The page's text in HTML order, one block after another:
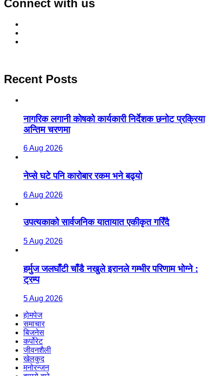
Connect with us
Recent Posts
नागरिक लगानी कोषको कार्यकारी निर्देशक छनोट प्रक्रिया
अन्तिम चरणमा
6 Aug 2026
नेप्से घटे पनि कारोबार रकम भने बढ्यो
6 Aug 2026
उपत्यकाको सार्वजनिक यातायात एकीकृत गरिँदै
5 Aug 2026
हर्मुज जलघाँटी चाँडै नखुले इरानले गम्भीर परिणाम भोग्ने :
ट्रम्प
5 Aug 2026
होमपेज
समाचार
बिजनेस
कर्पोरेट
जीवनशैली
खेलकुद
मनोरन्जन